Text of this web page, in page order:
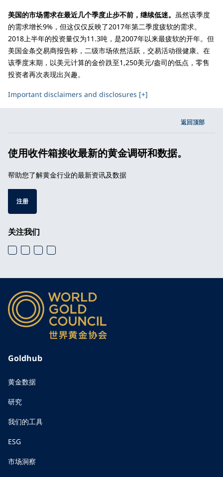
美国的市场需求在最近几个季度止步不前，继续低迷。 虽然该季度
的需求增长9%，但这仅仅反映了2017年第二季度疲软的需求。
2018上半年的投资量仅为11.3吨，是2007年以来最疲软的开年。但
美国金条交易商报告称，二级市场依然活跃，交易活动很健康。在
该季度末期，以美元计算的金价跌至1,250美元/盎司的低点，零售
投资者再次表现出兴趣。
Important disclaimers and disclosures [+]
返回顶部
使用收件箱接收最新的黄金调研和数据。
帮助您了解黄金行业的最新资讯及数据
注册
关注我们
Goldhub
黄金数据
研究
我们的工具
ESG
市场洞察